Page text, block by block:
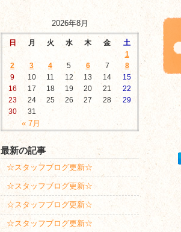
2026年8月
日 月 火 水 木 金 土
« 7月
1
2
3 4 5 6 7
8
9
10 11 12 13 14
15
16
17 18 19 20 21
22
23
24 25 26 27 28
29
30
31
最新の記事
☆スタッフブログ更新☆
☆スタッフブログ更新☆
☆スタッフブログ更新☆
☆スタッフブログ更新☆